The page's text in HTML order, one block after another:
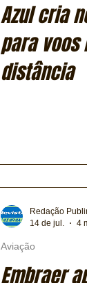
Azul cria
para voos
distância
Embraer
Aviação
Redação
14 de jul.
4